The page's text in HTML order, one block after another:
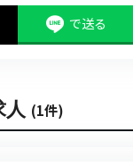
で送る
人 (1件)